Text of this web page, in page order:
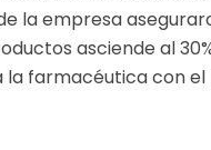
la empresa
asciende al
farmacéutica con el